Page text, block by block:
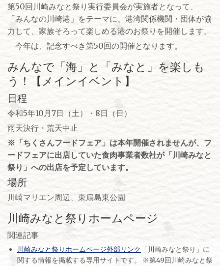
第50回川崎みなと祭り実行委員会が実施者となって、
「みんなの川崎港」をテーマに、港湾関係機関・団体が協
力して、家族そろって楽しめる港のお祭りを開催します。
今年は、記念すべき第50回の開催となります。
みんなで「海」と「みなと」を楽しも
う！【メインイベント】
日程
令和5年10月7日（土）・8日（日）
雨天決行・荒天中止
※「ちくさんフードフェア」は本年開催されませんが、フ
ードフェアに出店していた食肉事業者数社が「川崎みなと
祭り」への出店を予定しています。
場所
川崎マリエン周辺、東扇島東公園
川崎みなと祭りホームページ
関連記事
川崎みなと祭りホームページ外部リンク 「川崎みなと祭り」に
関する情報を掲載する専用サイトです。 ※第49回川崎みなと祭